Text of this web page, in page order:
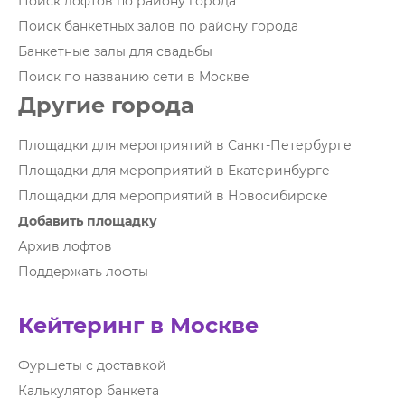
Поиск банкетных залов по району города
Банкетные залы для свадьбы
Поиск по названию сети в Москве
Другие города
Площадки для мероприятий в Санкт-Петербурге
Площадки для мероприятий в Екатеринбурге
Площадки для мероприятий в Новосибирске
Добавить площадку
Архив лофтов
Поддержать лофты
Кейтеринг в Москве
Фуршеты с доставкой
Калькулятор банкета